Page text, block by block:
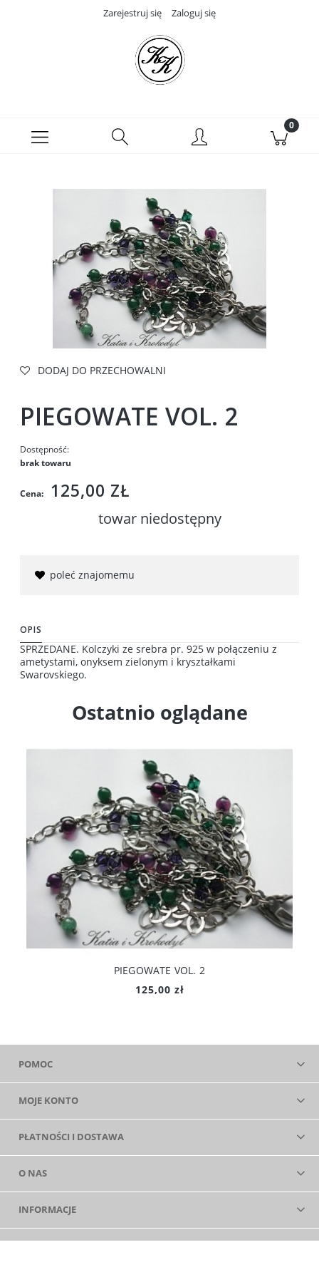
Zarejestruj się Zaloguj się
DODAJ DO PRZECHOWALNI
PIEGOWATE VOL. 2
Dostępność:
brak towaru
Cena: 125,00 ZŁ
towar niedostępny
poleć znajomemu
OPIS
SPRZEDANE. Kolczyki ze srebra pr. 925 w połączeniu z
ametystami, onyksem zielonym i kryształkami
Swarovskiego.
Ostatnio oglądane
PIEGOWATE VOL. 2
125,00 zł
POMOC
MOJE KONTO
PŁATNOŚCI I DOSTAWA
O NAS
INFORMACJE